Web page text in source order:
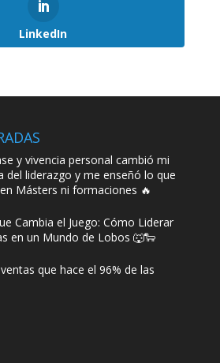
LinkedIn
y vivencia personal cambió mi
del liderazgo y me enseñó lo que
Másters ni formaciones 🔥
Cambia el Juego: Cómo Liderar
en un Mundo de Lobos 🐺🐑
que hace el 96% de las